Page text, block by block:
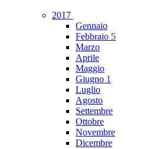
2017
Gennaio
Febbraio 5
Marzo
Aprile
Maggio
Giugno 1
Luglio
Agosto
Settembre
Ottobre
Novembre
Dicembre